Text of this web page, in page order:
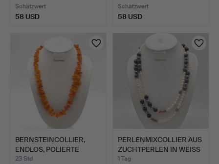
Schätzwert
58 USD
Schätzwert
58 USD
BERNSTEINCOLLIER,
ENDLOS, POLIERTE
PERLEN,…
23 Std
PERLENMIXCOLLIER AUS
ZUCHTPERLEN IN WEISS
…
1 Tag